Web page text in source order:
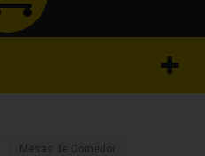
Mesas de Comedor